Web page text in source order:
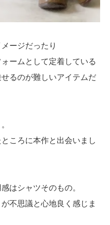
ージだったり
ームとして定着している
るのが難しいアイテムだ
ころに本作と出会いまし
はシャツそのもの。
不思議と心地良く感じま